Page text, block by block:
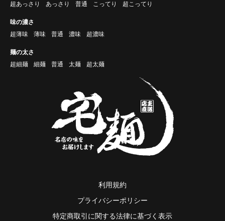
超あっさり
あっさり 普通 こってり 超こってり
味の濃さ
超薄味
薄味 普通 濃味 超濃味
麺の太さ
超細麺
細麺 普通 太麺 超太麺
利用規約
プライバシーポリシー
特定商取引に関する法律に基づく表示